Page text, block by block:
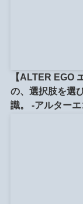
【ALTER EGO
の、選択肢を選
識。 -アルターエ